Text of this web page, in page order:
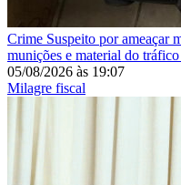
Crime Suspeito por ameaçar
munições e material do
05/08/2026 às 19:07
Milagre fiscal